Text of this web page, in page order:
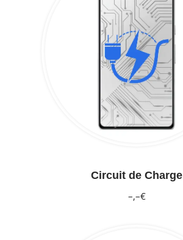
Circuit de Charge
–,–€